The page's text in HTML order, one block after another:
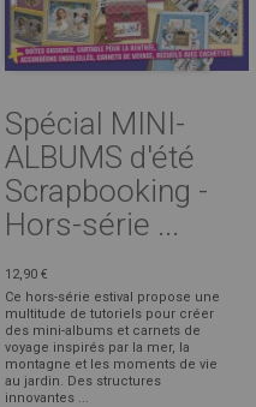
Spécial MINI-
ALBUMS d'été
Scrapbooking -
Hors-série ...
12,90 €
Ce hors-série estival propose une
multitude de tutoriels pour créer
des mini-albums et carnets de
voyage inspirés par la mer, la
montagne et les moments de vie
au jardin. Des structures
innovantes ...